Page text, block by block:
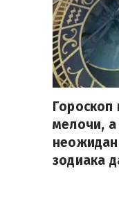
Гороскоп
мелочи,
зодиака